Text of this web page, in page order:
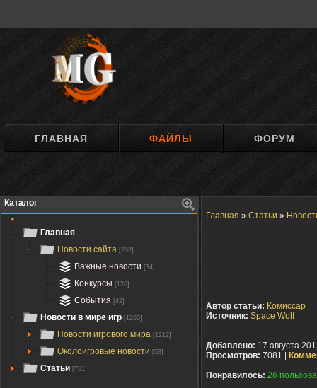
ГЛАВНАЯ ФАЙЛЫ ФОРУМ
Каталог
Главная
Новости сайта [202]
Важные новости [34]
Конкурсы [126]
События [42]
Новости в мире игр [1265]
Новости игрового мира [1212]
Околоигровые новости [53]
Статьи [761]
Главная » Статьи »
Автор статьи: Комиссар
Источник: Space Wolf
Добавлено: 17 августа
Просмотров: 7081 |
Понравилось: 26